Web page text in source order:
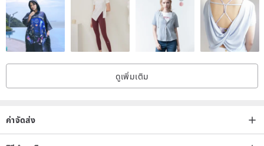
Hong Kong buyers:
Suggested choice: The delivery address is Hong Kong Industrial
and Commercial District (excluding remote areas) or Hong Kong SF
be delivered within 1-2 working days after it is sent;
Hong Kong SF Station List
If the delivery address is Hong Kong residential, it will be sent by
ดูเพิ่มเติม
ค่าจัดส่ง